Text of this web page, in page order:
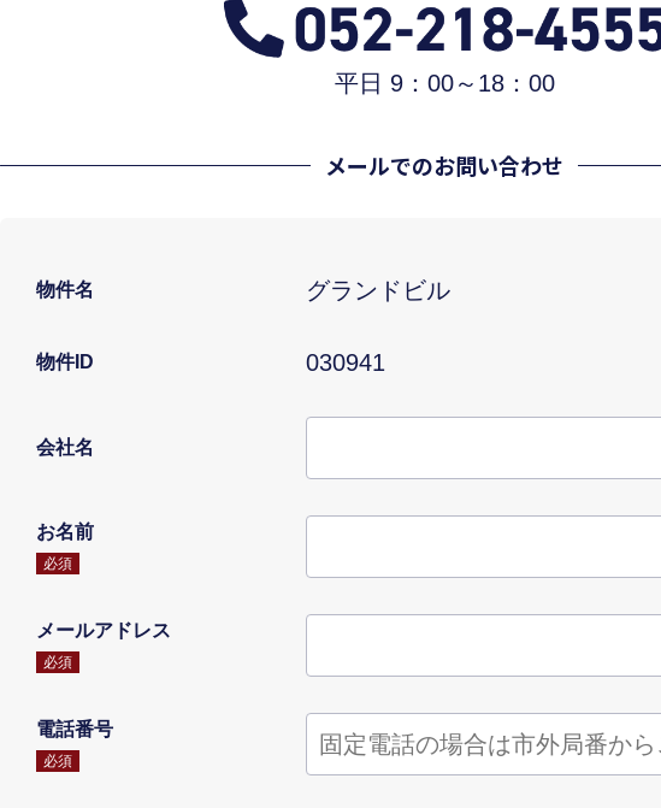
平日 9：00～18：00
メールでのお問い合わせ
物件名 グランドビル
物件ID 030941
会社名
お名前
必須
メールアドレス
必須
電話番号
必須